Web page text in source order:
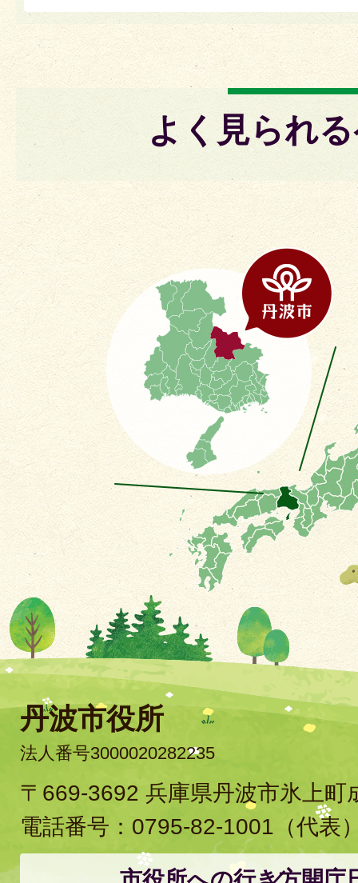
よく見られ
丹波市役所
法人番号3000020282235
〒669-3692 兵庫県丹波市氷上町
電話番号： 0795-82-1001 （代表